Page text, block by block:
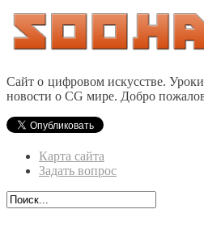
Сайт о цифровом искусстве.
новости о CG мире. Добро
Карта сайта
Задать вопрос